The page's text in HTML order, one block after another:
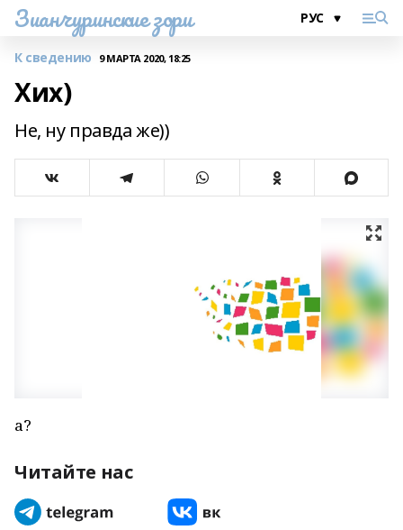
Зианчуринские зори
К сведению 9 МАРТА 2020, 18:25
Хих)
Не, ну правда же))
а?
Читайте нас